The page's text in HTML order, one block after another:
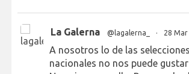
La Galerna @lagalerna_ · 28 Mar
A nosotros lo de las selecciones
nacionales no nos puede